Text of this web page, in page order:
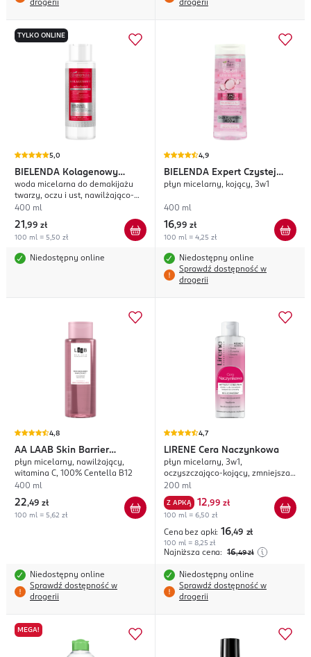
drogerii drogerii
TYLKO ONLINE
5,0
BIELENDA Kolagenowy
Stymulator Młodości
woda micelarna do demakijażu
twarzy, oczu i ust, nawilżająco-
regenerująca
400 ml
21 ,99 zł
100 ml = 5,50 zł
Niedostępny online
4,9
BIELENDA Expert Czystej
Skóry
płyn micelarny, kojący, 3w1
400 ml
16,99 zł
100 ml = 4,25 zł
Niedostępny online
Sprawdź dostępność w
drogerii
4,8
AA LAAB Skin Barrier
Protection
płyn micelarny, nawilżający,
witamina C, 100% Centella B12
400 ml
22,49 zł
100 ml = 5,62 zł
Niedostępny online
Sprawdź dostępność w
drogerii
4,7
LIRENE Cera Naczynkowa
płyn micelarny, 3w1,
oczyszczająco-kojący, zmniejsza
zaczerwienienia
200 ml
Z APKĄ 12,99 zł
100 ml = 6,50 zł
Cena bez apki: 16,49 zł
100 ml = 8,25 zł
Najniższa cena: 16,49 zł
Niedostępny online
Sprawdź dostępność w
drogerii
MEGA!